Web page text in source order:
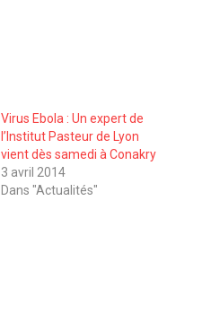
Virus Ebola : Un expert de
l’Institut Pasteur de Lyon
vient dès samedi à Conakry
3 avril 2014
Dans "Actualités"